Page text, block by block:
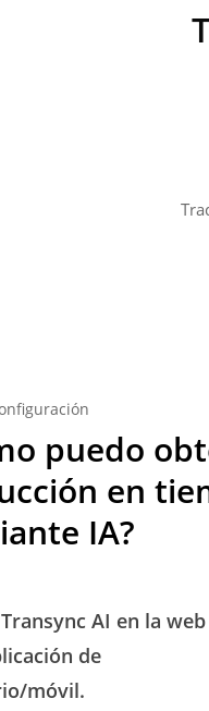
puedo
en
IA?
AI en la
de
móvil.